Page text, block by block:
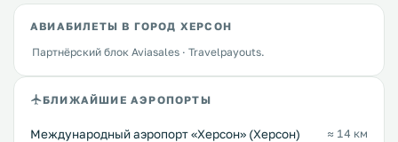
АВИАБИЛЕТЫ В ГОРОД ХЕРСОН
Партнёрский блок Aviasales · Travelpayouts.
БЛИЖАЙШИЕ АЭРОПОРТЫ
Международный аэропорт «Херсон» (Херсон) ≈ 14 км